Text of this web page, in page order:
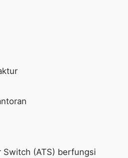
Switch (ATS) berfungsi